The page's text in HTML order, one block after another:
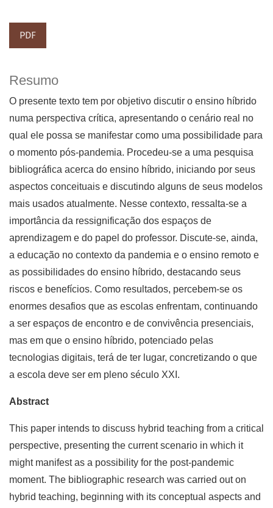
PDF
Resumo
O presente texto tem por objetivo discutir o ensino híbrido
numa perspectiva crítica, apresentando o cenário real no
qual ele possa se manifestar como uma possibilidade para
o momento pós-pandemia. Procedeu-se a uma pesquisa
bibliográfica acerca do ensino híbrido, iniciando por seus
aspectos conceituais e discutindo alguns de seus modelos
mais usados atualmente. Nesse contexto, ressalta-se a
importância da ressignificação dos espaços de
aprendizagem e do papel do professor. Discute-se, ainda,
a educação no contexto da pandemia e o ensino remoto e
as possibilidades do ensino híbrido, destacando seus
riscos e benefícios. Como resultados, percebem-se os
enormes desafios que as escolas enfrentam, continuando
a ser espaços de encontro e de convivência presenciais,
mas em que o ensino híbrido, potenciado pelas
tecnologias digitais, terá de ter lugar, concretizando o que
a escola deve ser em pleno século XXI.
Abstract
This paper intends to discuss hybrid teaching from a critical
perspective, presenting the current scenario in which it
might manifest as a possibility for the post-pandemic
moment. The bibliographic research was carried out on
hybrid teaching, beginning with its conceptual aspects and